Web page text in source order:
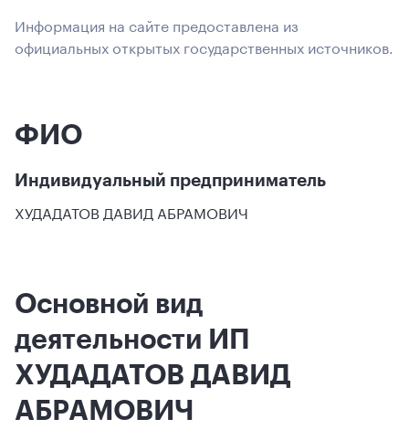
Информация на сайте предоставлена из
официальных открытых государственных источников.
ФИО
Индивидуальный предприниматель
ХУДАДАТОВ ДАВИД АБРАМОВИЧ
Основной вид
деятельности ИП
ХУДАДАТОВ ДАВИД
АБРАМОВИЧ